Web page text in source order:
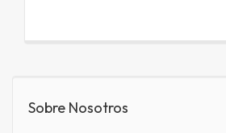
Sobre Nosotros